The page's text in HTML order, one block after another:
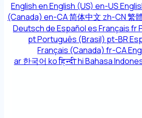
EnglishenEnglish (US) en-US
(Canada) en-CA简体中文 zh-CN繁
DeutschdeEspañolesFrançaisfr
ptPortuguês (Brasil) pt-BR
Français (Canada) fr-CA
ar한국어 koहिन्दीhiBahasa